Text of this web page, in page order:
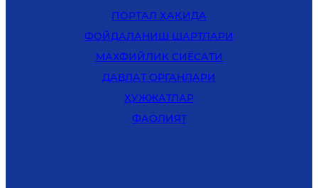
ПОРТАЛ ҲАҚИДА
ФОЙДАЛАНИШ ШАРТЛАРИ
MАХФИЙЛИК СИЁСАТИ
ДАВЛАТ ОРГАНЛАРИ
ҲУЖЖАТЛАР
ФАОЛИЯТ